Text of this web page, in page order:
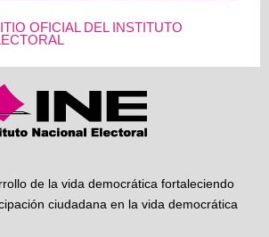
OFICIAL DEL INSTITUTO
de la vida democrática fortaleciendo
ciudadana en la vida democrática